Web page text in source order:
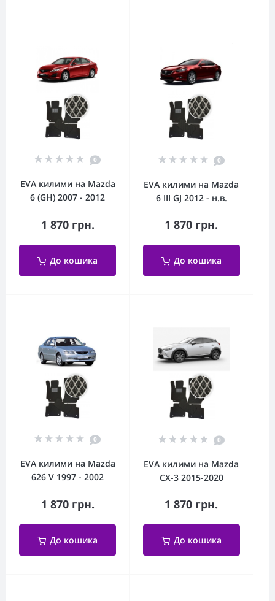
0
EVA килими на Mazda
6 (GH) 2007 - 2012
1 870 грн.
До кошика
0
EVA килими на Mazda
6 III GJ 2012 - н.в.
1 870 грн.
До кошика
0
EVA килими на Mazda
626 V 1997 - 2002
1 870 грн.
До кошика
0
EVA килими на Mazda
CX-3 2015-2020
1 870 грн.
До кошика